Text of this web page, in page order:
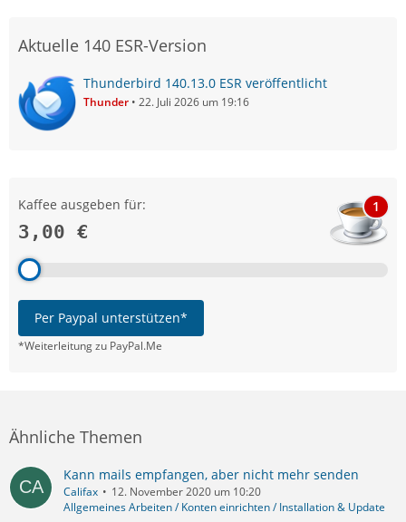
Aktuelle 140 ESR-Version
Thunderbird 140.13.0 ESR veröffentlicht
Thunder 22. Juli 2026 um 19:16
Kaffee ausgeben für:
3,00 €
1
Per Paypal unterstützen*
*Weiterleitung zu PayPal.Me
Ähnliche Themen
Kann mails empfangen, aber nicht mehr senden
Califax
12. November 2020 um 10:20
Allgemeines Arbeiten / Konten einrichten / Installation & Update